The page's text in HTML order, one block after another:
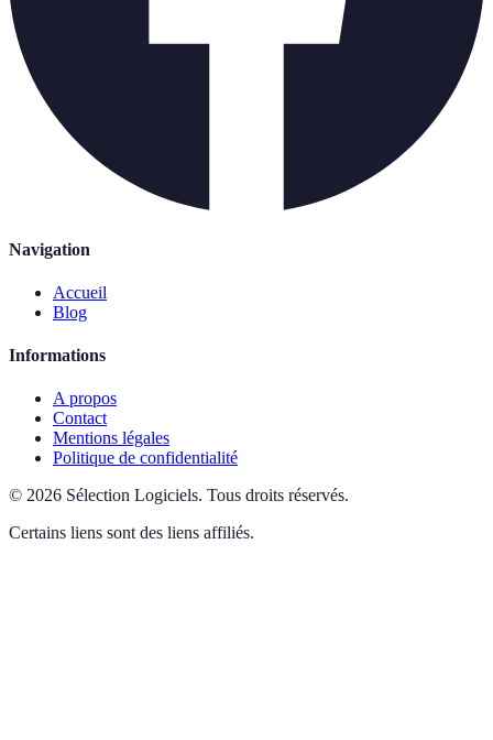
Navigation
Accueil
Blog
Informations
A propos
Contact
Mentions légales
Politique de confidentialité
© 2026 Sélection Logiciels. Tous droits réservés.
Certains liens sont des liens affiliés.